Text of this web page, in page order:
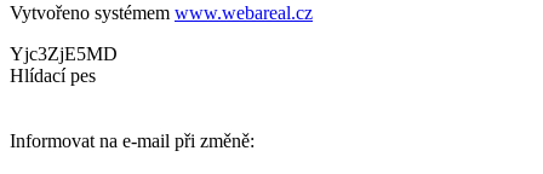
Vytvořeno systémem www.webareal.cz
Yjc3ZjE5MD
Hlídací pes
Informovat na e-mail při změně: